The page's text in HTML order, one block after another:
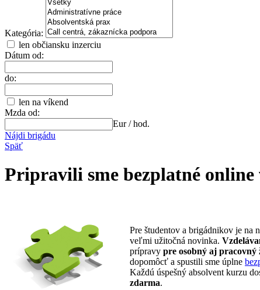
Kategória:
len občiansku inzerciu
Dátum od:
do:
len na víkend
Mzda od:
Eur / hod.
Nájdi brigádu
Späť
Pripravili sme bezplatné
Pre študentov a brigádnikov je na
veľmi užitočná novinka.
prípravy pre osobný aj pracovný
dopomôcť a spustili sme úplne
Každú úspešný absolvent kurzu
zdarma.